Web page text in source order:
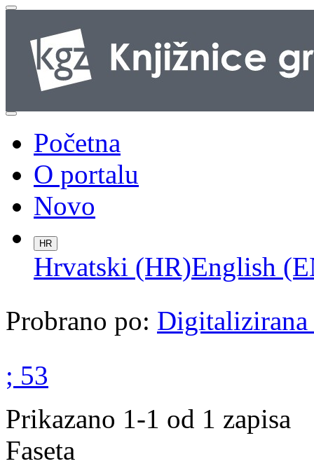
Početna
O portalu
Novo
HR
Hrvatski (HR)English
Probrano po: Digitalizirana
; 53
Prikazano 1-1 od 1 zapisa
Faseta